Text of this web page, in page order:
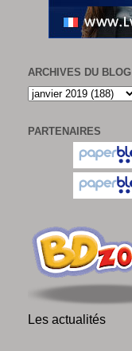
ARCHIVES DU BLOG
PARTENAIRES
Les actualités